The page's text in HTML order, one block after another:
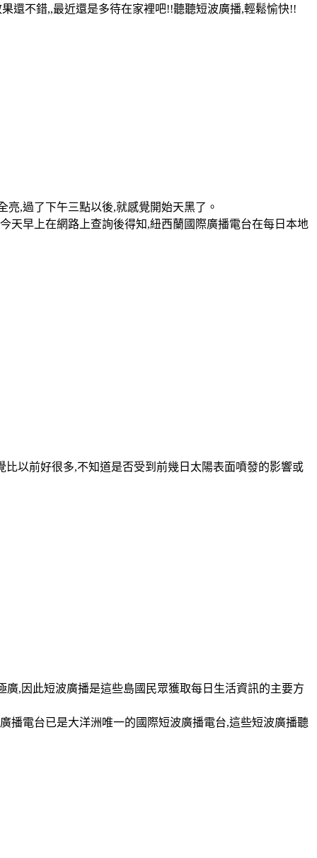
還不錯,,最近還是多待在家裡吧!!聽聽短波廣播,輕鬆愉快!!
,過了下午三點以後,就感覺開始天黑了。
天早上在網路上查詢後得知,紐西蘭國際廣播電台在每日本地
比以前好很多,不知道是否受到前幾日太陽表面噴發的影響或
,因此短波廣播是這些島國民眾獲取每日生活資訊的主要方
播電台已是大洋洲唯一的國際短波廣播電台,這些短波廣播聽